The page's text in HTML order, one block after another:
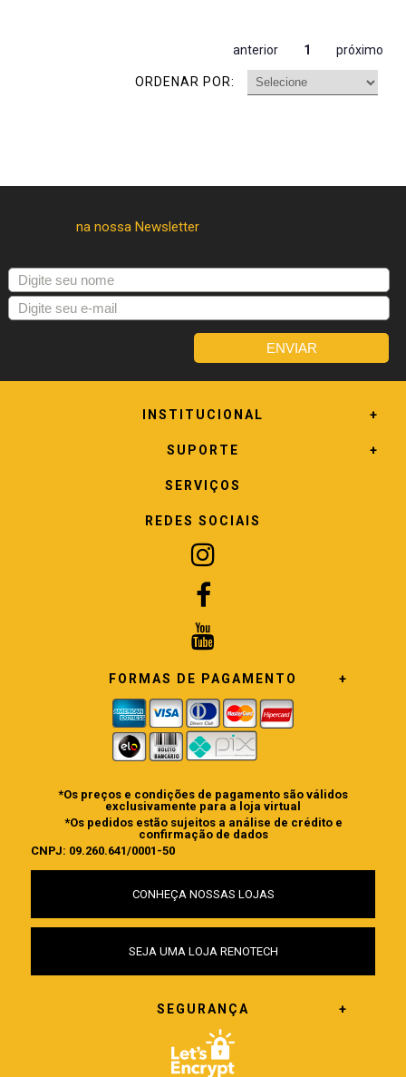
anterior 1 próximo
ORDENAR POR:
INSTITUCIONAL
SUPORTE
SERVIÇOS
REDES SOCIAIS
FORMAS DE PAGAMENTO
*Os preços e condições de pagamento são válidos
exclusivamente para a loja virtual
*Os pedidos estão sujeitos a análise de crédito e
confirmação de dados
CNPJ: 09.260.641/0001-50
CONHEÇA NOSSAS LOJAS
SEJA UMA LOJA RENOTECH
SEGURANÇA